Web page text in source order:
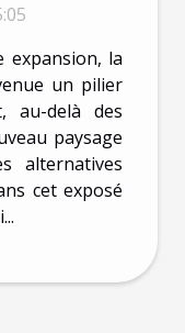
expansion, la
un pilier
au-delà des
paysage
alternatives
cet exposé